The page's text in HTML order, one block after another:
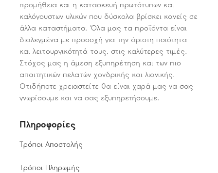
προμήθεια και η κατασκευή πρωτότυπων και
καλόγουστων υλικών που δύσκολα βρίσκει κανείς σε
άλλα καταστήματα. Όλα μας τα προϊόντα είναι
διαλεγμένα με προσοχή για την άριστη ποιότητα
και λειτουργικότητά τους, στις καλύτερες τιμές.
Στόχος μας η άμεση εξυπηρέτηση και των πιο
απαιτητικών πελατών χονδρικής και λιανικής.
Οτιδήποτε χρειαστείτε θα είναι χαρά μας να σας
γνωρίσουμε και να σας εξυπηρετήσουμε.
Πληροφορίες
Τρόποι Αποστολής
Τρόποι Πληρωμής